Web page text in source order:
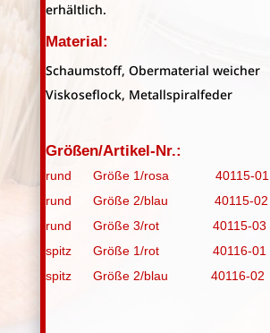
erhältlich.
Material:
Schaumstoff, Obermaterial weicher
Viskoseflock, Metallspiralfeder
Größen/Artikel-Nr.:
rund Größe 1/rosa 40115-01
rund Größe 2/blau 40115-02
rund Größe 3/rot 40115-03
spitz Größe 1/rot 40116-01
spitz Größe 2/blau 40116-02